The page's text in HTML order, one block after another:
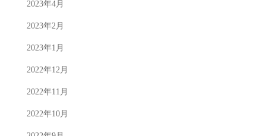
2023年4月
2023年2月
2023年1月
2022年12月
2022年11月
2022年10月